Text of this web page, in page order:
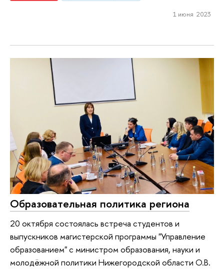
1 июня 2023
Образовательная политика региона
20 октября состоялась встреча студентов и
выпускников магистерской программы "Управление
образованием" с министром образования, науки и
молодёжной политики Нижегородской области О.В.